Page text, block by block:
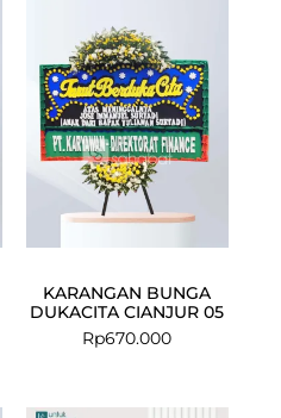
KARANGAN BUNGA
DUKACITA CIANJUR 05
Rp670.000